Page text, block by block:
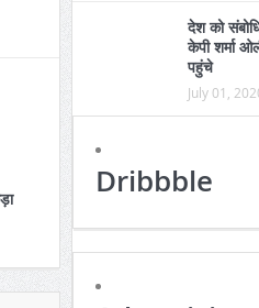
देश को
केपी शर्मा
पहुंचे
July 01,
Dribbble